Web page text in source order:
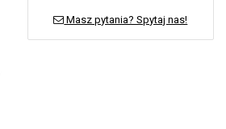
Masz pytania? Spytaj nas!